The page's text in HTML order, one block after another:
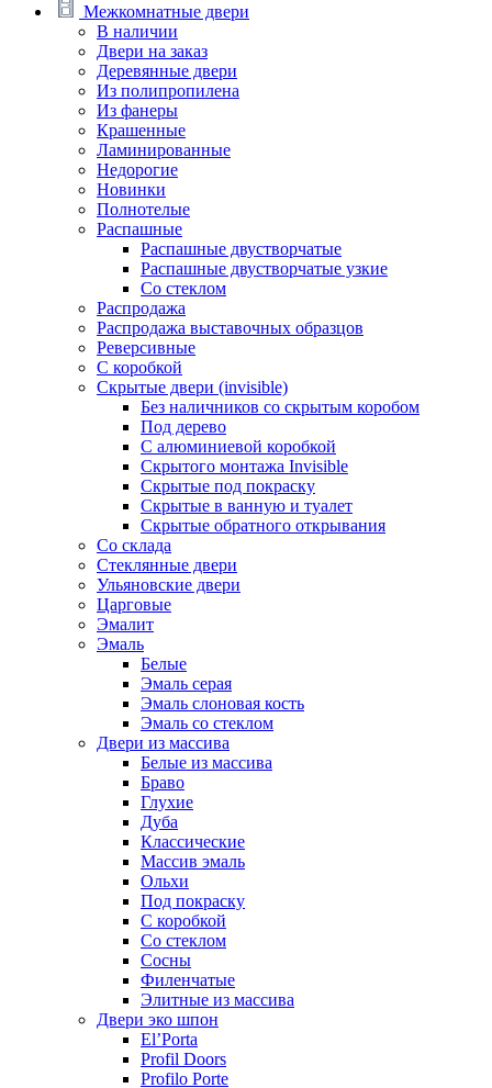
Межкомнатные двери
В наличии
Двери на заказ
Деревянные двери
Из полипропилена
Из фанеры
Крашенные
Ламинированные
Недорогие
Новинки
Полнотелые
Распашные
Распашные двустворчатые
Распашные двустворчатые узкие
Со стеклом
Распродажа
Распродажа выставочных образцов
Реверсивные
С коробкой
Скрытые двери (invisible)
Без наличников со скрытым коробом
Под дерево
С алюминиевой коробкой
Скрытого монтажа Invisible
Скрытые под покраску
Скрытые в ванную и туалет
Скрытые обратного открывания
Со склада
Стеклянные двери
Ульяновские двери
Царговые
Эмалит
Эмаль
Белые
Эмаль серая
Эмаль слоновая кость
Эмаль со стеклом
Двери из массива
Белые из массива
Браво
Глухие
Дуба
Классические
Массив эмаль
Ольхи
Под покраску
С коробкой
Со стеклом
Сосны
Филенчатые
Элитные из массива
Двери эко шпон
El’Porta
Profil Doors
Profilo Porte